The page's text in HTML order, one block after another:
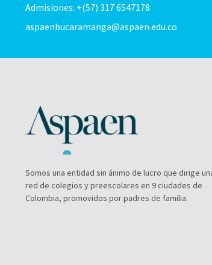
Admisiones: +(57) 317 6547178
aspaenbucaramanga@aspaen.edu.co
Somos una entidad sin ánimo de lucro que dirige
red de colegios y preescolares en 9 ciudades de
Colombia, promovidos por padres de familia.